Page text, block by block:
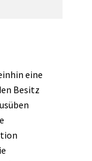
eine
Besitz